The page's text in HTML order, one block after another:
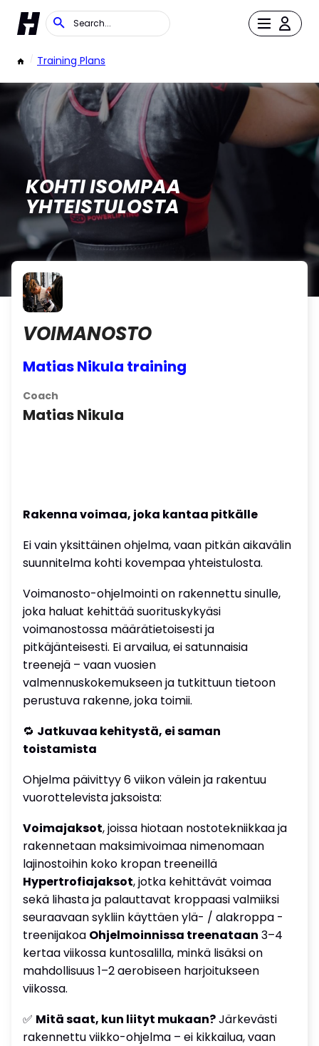
/ Training Plans
KOHTI ISOMPAA
YHTEISTULOSTA
VOIMANOSTO
Matias Nikula training
Coach
Matias Nikula
Rakenna voimaa, joka kantaa pitkälle
Ei vain yksittäinen ohjelma, vaan pitkän aikavälin
suunnitelma kohti kovempaa yhteistulosta.
Voimanosto-ohjelmointi on rakennettu sinulle,
joka haluat kehittää suorituskykyäsi
voimanostossa määrätietoisesti ja
pitkäjänteisesti. Ei arvailua, ei satunnaisia
treenejä – vaan vuosien
valmennuskokemukseen ja tutkittuun tietoon
perustuva rakenne, joka toimii.
🔁 Jatkuvaa kehitystä, ei saman
toistamista
Ohjelma päivittyy 6 viikon välein ja rakentuu
vuorottelevista jaksoista:
Voimajaksot, joissa hiotaan nostotekniikkaa ja
rakennetaan maksimivoimaa nimenomaan
lajinostoihin koko kropan treeneillä
Hypertrofiajaksot, jotka kehittävät voimaa
sekä lihasta ja palauttavat kroppaasi valmiiksi
seuraavaan sykliin käyttäen ylä- / alakroppa -
treenijakoa Ohjelmoinnissa treenataan 3–4
kertaa viikossa kuntosalilla, minkä lisäksi on
mahdollisuus 1–2 aerobiseen harjoitukseen
viikossa.
✅ Mitä saat, kun liityt mukaan?Järkevästi
rakennettu viikko-ohjelma – ei kikkailua, vaan